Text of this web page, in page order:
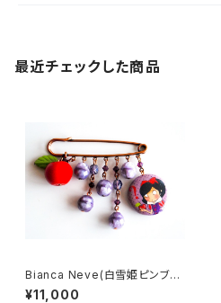
最近チェックした商品
Bianca Neve(白雪姫ピンブロ
ーチ）
¥11,000